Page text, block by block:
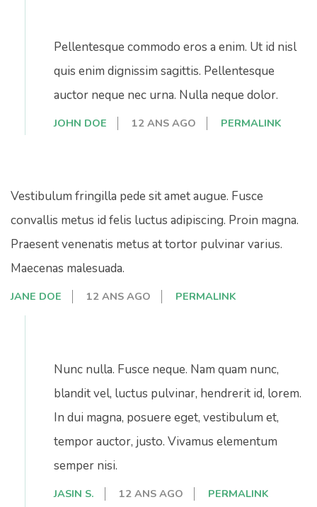
Pellentesque commodo eros a enim. Ut id nisl
quis enim dignissim sagittis. Pellentesque
auctor neque nec urna. Nulla neque dolor.
JOHN DOE 12 ANS AGO PERMALINK
Vestibulum fringilla pede sit amet augue. Fusce
convallis metus id felis luctus adipiscing. Proin magna.
Praesent venenatis metus at tortor pulvinar varius.
Maecenas malesuada.
JANE DOE 12 ANS AGO PERMALINK
Nunc nulla. Fusce neque. Nam quam nunc,
blandit vel, luctus pulvinar, hendrerit id, lorem.
In dui magna, posuere eget, vestibulum et,
tempor auctor, justo. Vivamus elementum
semper nisi.
JASIN S. 12 ANS AGO PERMALINK